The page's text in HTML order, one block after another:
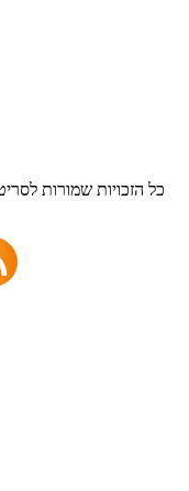
© כל הזכויות שמורות